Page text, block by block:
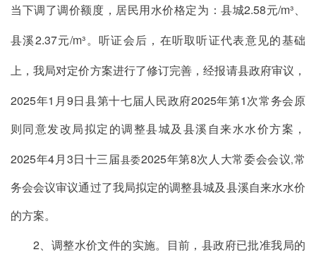
当下调了调价额度，居民用水价格定为 ：县城2.58元/m³
县溪2.37元/m³。听证会后，在听取听证代表意见的基础
上，我局对定价方案进行了修订完善，经报请县政府审议，
2025年1 月9日县第十七届人民政府2025年第1次常务会原
则同意发改局拟定的调整县城及县溪 自来水水价方案，
2025年4月3日十三届县委2025年第8次人大常委会会议,常
务会会议审议通过了我局拟定的调整县城及县溪自来水水价
的方案。
2 、调整水价文件的实施。目前，县政府已批准我局的